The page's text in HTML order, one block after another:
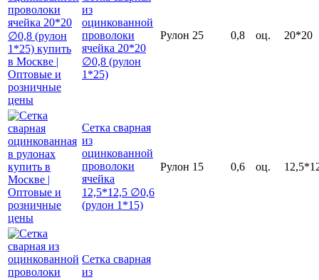
из
оцинкованной
проволоки
ячейка 20*20
∅0,8 (рулон
1*25)
Рулон 25 0,8 оц. 20*20
Сетка сварная
из
оцинкованной
проволоки
ячейка
12,5*12,5 ∅0,6
(рулон 1*15)
Рулон 15 0,6 оц.
Сетка сварная
из